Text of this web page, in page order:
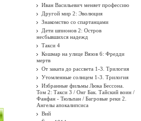
Иван Васильевич меняет профессию
Другой мир 2: Эволюция
Знакомство со спартанцами
Дети шпионов 2: Остров
несбывшихся надежд
Такси 4
Кошмар на улице Вязов 6: Фредди
мертв
От заката до рассвета 1-3. Трилогия
Утомленные солнцем 1-3. Трилогия
Избранные фильмы Люка Бессона.
Том 2: Такси 3 / Онг Бак. Тайский воин /
Фанфан - Тюльпан / Багровые реки 2.
Ангелы апокалипсиса
Вий